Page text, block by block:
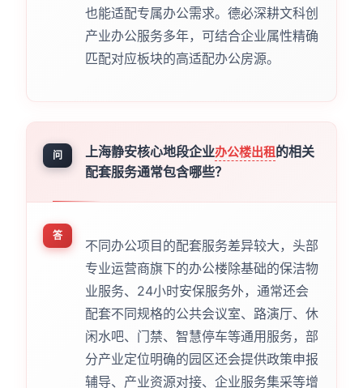
也能适配专属办公需求。德必深耕文科创
产业办公服务多年，可结合企业属性精确
匹配对应板块的高适配办公房源。
问 上海静安核心地段企业办公楼出租的相关
配套服务通常包含哪些？
答
不同办公项目的配套服务差异较大，头部
专业运营商旗下的办公楼除基础的保洁物
业服务、24小时安保服务外，通常还会
配套不同规格的公共会议室、路演厅、休
闲水吧、门禁、智慧停车等通用服务，部
分产业定位明确的园区还会提供政策申报
辅导、产业资源对接、企业服务集采等增